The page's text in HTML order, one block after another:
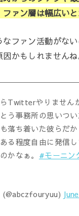
ァン層は幅広いと
ファン活動がな
かもしれませんね
Twitterやりません
う事務所の思いつ
落ち着いた彼らだ
る程度自由に発信
かなぁ。 #モーニン
(@abczfouryuu)